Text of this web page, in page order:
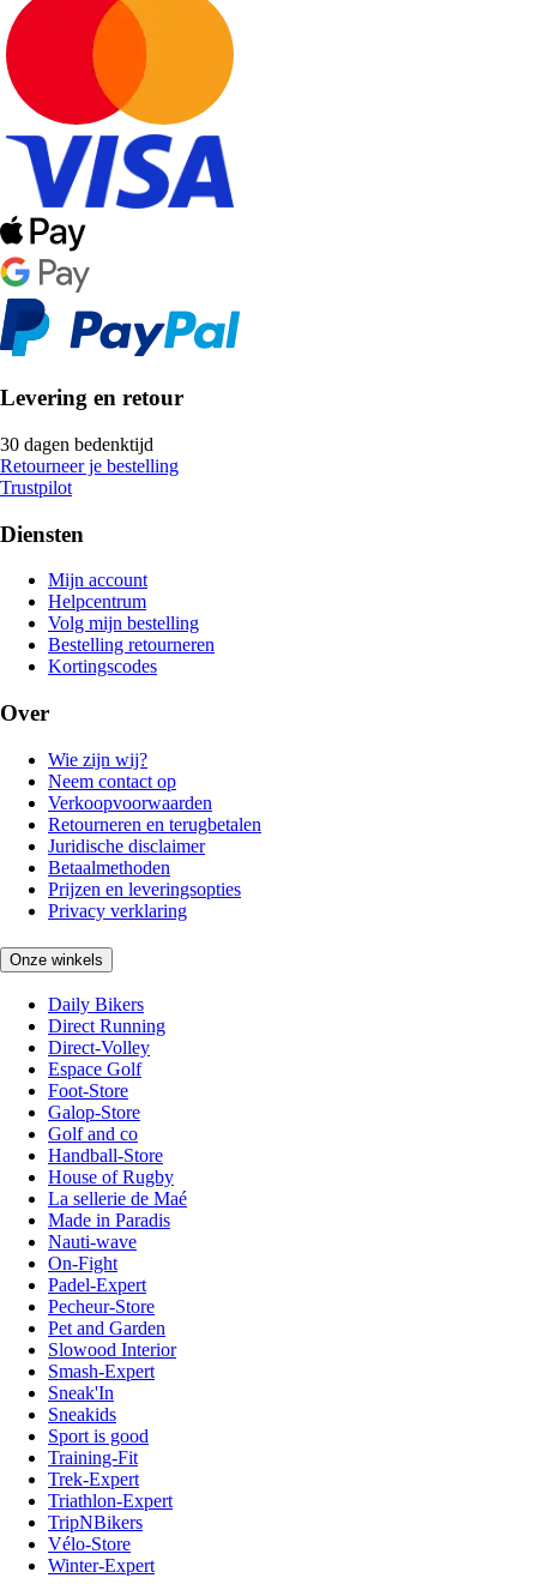
Levering en retour
30 dagen bedenktijd
Retourneer je bestelling
Trustpilot
Diensten
Mijn account
Helpcentrum
Volg mijn bestelling
Bestelling retourneren
Kortingscodes
Over
Wie zijn wij?
Neem contact op
Verkoopvoorwaarden
Retourneren en terugbetalen
Juridische disclaimer
Betaalmethoden
Prijzen en leveringsopties
Privacy verklaring
Onze winkels
Daily Bikers
Direct Running
Direct-Volley
Espace Golf
Foot-Store
Galop-Store
Golf and co
Handball-Store
House of Rugby
La sellerie de Maé
Made in Paradis
Nauti-wave
On-Fight
Padel-Expert
Pecheur-Store
Pet and Garden
Slowood Interior
Smash-Expert
Sneak'In
Sneakids
Sport is good
Training-Fit
Trek-Expert
Triathlon-Expert
TripNBikers
Vélo-Store
Winter-Expert